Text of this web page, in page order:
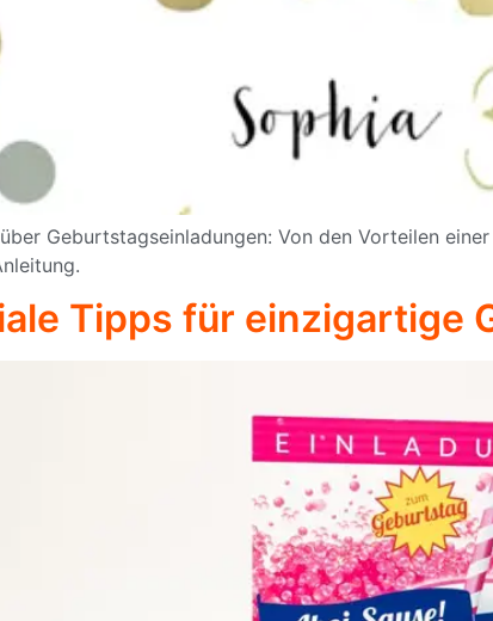
Geburtstagseinladungen: Von den Vorteilen
Tipps für einzigartige